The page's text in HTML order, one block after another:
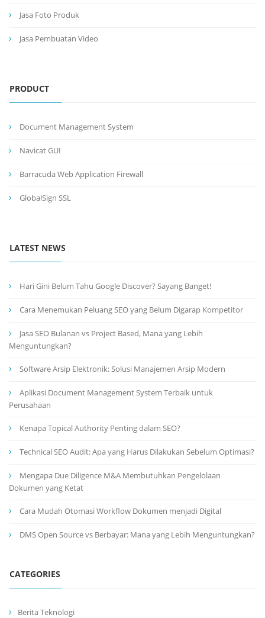
Jasa Foto Produk
Jasa Pembuatan Video
PRODUCT
Document Management System
Navicat GUI
Barracuda Web Application Firewall
GlobalSign SSL
LATEST NEWS
Hari Gini Belum Tahu Google Discover? Sayang Banget!
Cara Menemukan Peluang SEO yang Belum Digarap Kompetitor
Jasa SEO Bulanan vs Project Based, Mana yang Lebih
Menguntungkan?
Software Arsip Elektronik: Solusi Manajemen Arsip Modern
Aplikasi Document Management System Terbaik untuk
Perusahaan
Kenapa Topical Authority Penting dalam SEO?
Technical SEO Audit: Apa yang Harus Dilakukan Sebelum Optimasi?
Mengapa Due Diligence M&A Membutuhkan Pengelolaan
Dokumen yang Ketat
Cara Mudah Otomasi Workflow Dokumen menjadi Digital
DMS Open Source vs Berbayar: Mana yang Lebih Menguntungkan?
CATEGORIES
Berita Teknologi